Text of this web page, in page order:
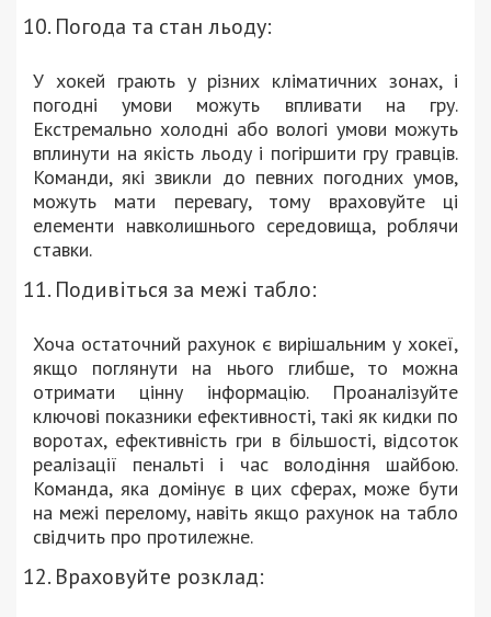
Погода та стан льоду:
У хокей грають у різних кліматичних зонах, і
погодні умови можуть впливати на гру.
Екстремально холодні або вологі умови можуть
вплинути на якість льоду і погіршити гру гравців.
Команди, які звикли до певних погодних умов,
можуть мати перевагу, тому враховуйте ці
елементи навколишнього середовища, роблячи
ставки.
Подивіться за межі табло:
Хоча остаточний рахунок є вирішальним у хокеї,
якщо поглянути на нього глибше, то можна
отримати цінну інформацію. Проаналізуйте
ключові показники ефективності, такі як кидки по
воротах, ефективність гри в більшості, відсоток
реалізації пенальті і час володіння шайбою.
Команда, яка домінує в цих сферах, може бути
на межі перелому, навіть якщо рахунок на табло
свідчить про протилежне.
Враховуйте розклад: